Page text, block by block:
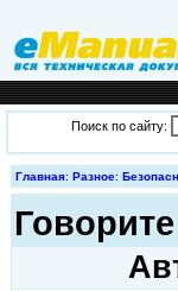
Поиск по сайту:
Главная: Разное: